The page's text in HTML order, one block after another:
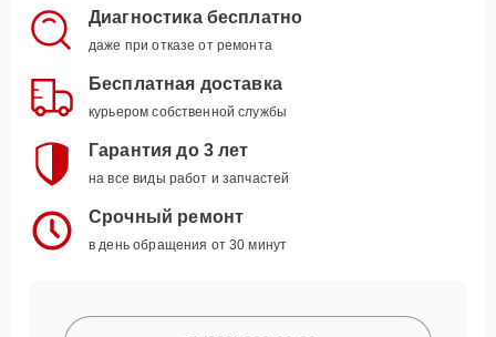
Диагностика бесплатно
даже при отказе от ремонта
Бесплатная доставка
курьером собственной службы
Гарантия до 3 лет
на все виды работ и запчастей
Срочный ремонт
в день обращения от 30 минут